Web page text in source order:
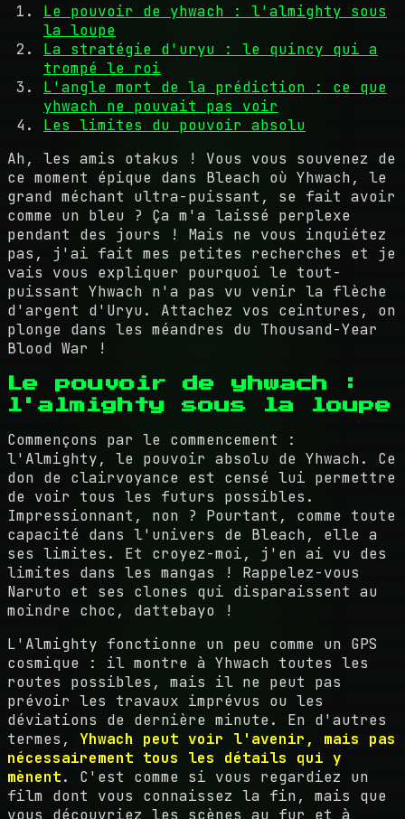
Le pouvoir de yhwach : l'almighty sous
la loupe
La stratégie d'uryu : le quincy qui a
trompé le roi
L'angle mort de la prédiction : ce que
yhwach ne pouvait pas voir
Les limites du pouvoir absolu
Ah, les amis otakus ! Vous vous souvenez de
ce moment épique dans Bleach où Yhwach, le
grand méchant ultra-puissant, se fait avoir
comme un bleu ? Ça m'a laissé perplexe
pendant des jours ! Mais ne vous inquiétez
pas, j'ai fait mes petites recherches et je
vais vous expliquer pourquoi le tout-
puissant Yhwach n'a pas vu venir la flèche
d'argent d'Uryu. Attachez vos ceintures, on
plonge dans les méandres du Thousand-Year
Blood War !
Le pouvoir de yhwach :
l'almighty sous la loupe
Commençons par le commencement :
l'Almighty, le pouvoir absolu de Yhwach. Ce
don de clairvoyance est censé lui permettre
de voir tous les futurs possibles.
Impressionnant, non ? Pourtant, comme toute
capacité dans l'univers de Bleach, elle a
ses limites. Et croyez-moi, j'en ai vu des
limites dans les mangas ! Rappelez-vous
Naruto et ses clones qui disparaissent au
moindre choc, dattebayo !
L'Almighty fonctionne un peu comme un GPS
cosmique : il montre à Yhwach toutes les
routes possibles, mais il ne peut pas
prévoir les travaux imprévus ou les
déviations de dernière minute. En d'autres
termes, Yhwach peut voir l'avenir, mais pas
nécessairement tous les détails qui y
mènent. C'est comme si vous regardiez un
film dont vous connaissez la fin, mais que
vous découvriez les scènes au fur et à